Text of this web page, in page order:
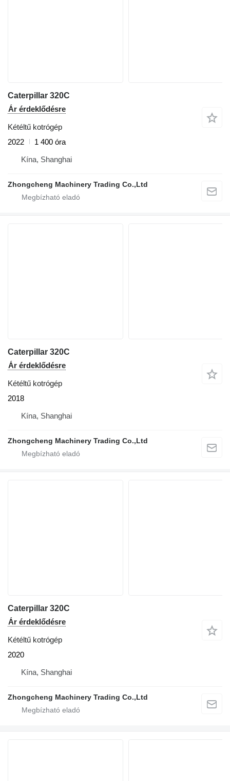
Caterpillar 320C
Ár érdeklődésre
Kétéltű kotrógép
2022
1 400 óra
Kína, Shanghai
Zhongcheng Machinery Trading Co.,Ltd
Caterpillar 320C
Ár érdeklődésre
Kétéltű kotrógép
2018
Kína, Shanghai
Zhongcheng Machinery Trading Co.,Ltd
Caterpillar 320C
Ár érdeklődésre
Kétéltű kotrógép
2020
Kína, Shanghai
Zhongcheng Machinery Trading Co.,Ltd